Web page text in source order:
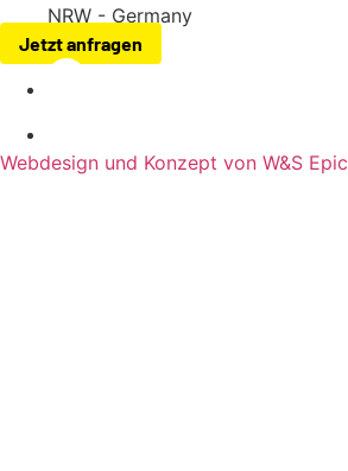
NRW - Germany
Jetzt anfragen
Webdesign und Konzept von W&S Epic